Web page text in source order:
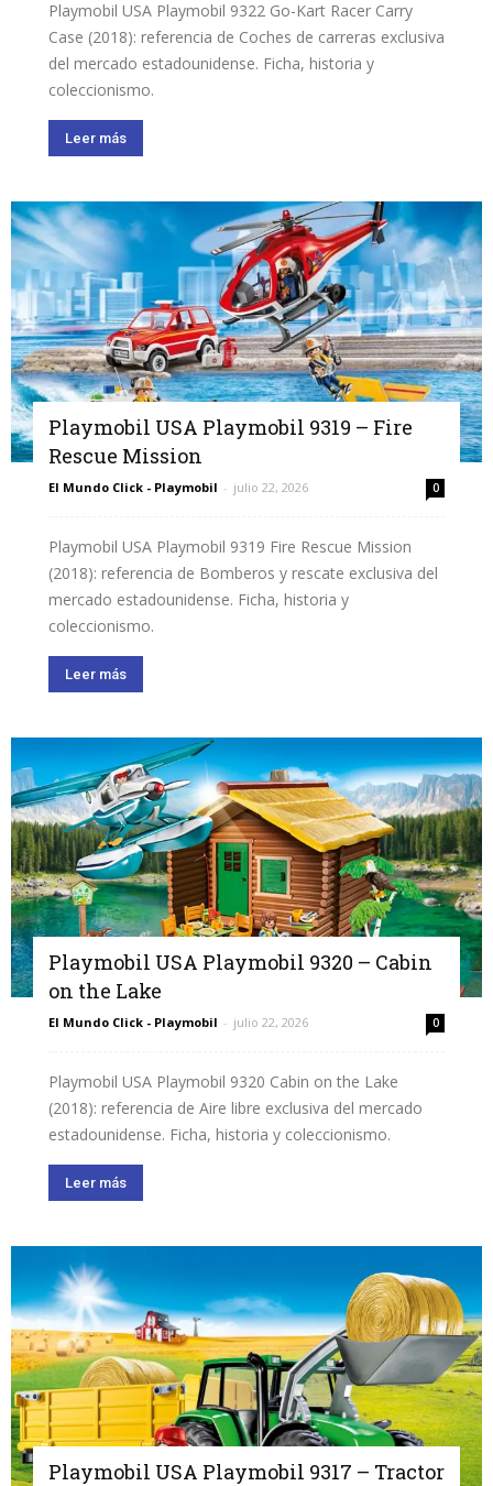
Playmobil USA Playmobil 9322 Go-Kart Racer Carry
Case (2018): referencia de Coches de carreras exclusiva
del mercado estadounidense. Ficha, historia y
coleccionismo.
Leer más
Playmobil USA Playmobil 9319 – Fire
Rescue Mission
El Mundo Click - Playmobil - julio 22, 2026 0
Playmobil USA Playmobil 9319 Fire Rescue Mission
(2018): referencia de Bomberos y rescate exclusiva del
mercado estadounidense. Ficha, historia y
coleccionismo.
Leer más
Playmobil USA Playmobil 9320 – Cabin
on the Lake
El Mundo Click - Playmobil - julio 22, 2026 0
Playmobil USA Playmobil 9320 Cabin on the Lake
(2018): referencia de Aire libre exclusiva del mercado
estadounidense. Ficha, historia y coleccionismo.
Leer más
Playmobil USA Playmobil 9317 – Tractor